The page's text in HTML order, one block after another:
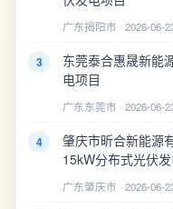
广东揭阳市 · 2026-06-
3
东莞泰合惠晟新能
电项目
广东东莞市 · 2026-06-
4
肇庆市昕合新能源
15kW分布式光伏
广东肇庆市 · 2026-06-